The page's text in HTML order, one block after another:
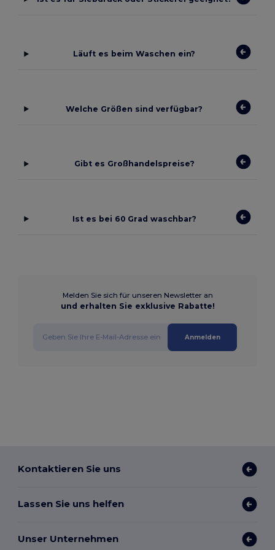
Läuft es beim Waschen ein?
Welche Größen sind verfügbar?
Gibt es Großhandelspreise?
Ist es bei 60 Grad waschbar?
Melden Sie sich für unseren Newsletter an
und erhalten Sie exklusive Rabatte!
Anmelden
Kontaktieren Sie uns
Lassen Sie uns helfen
Unser Unternehmen